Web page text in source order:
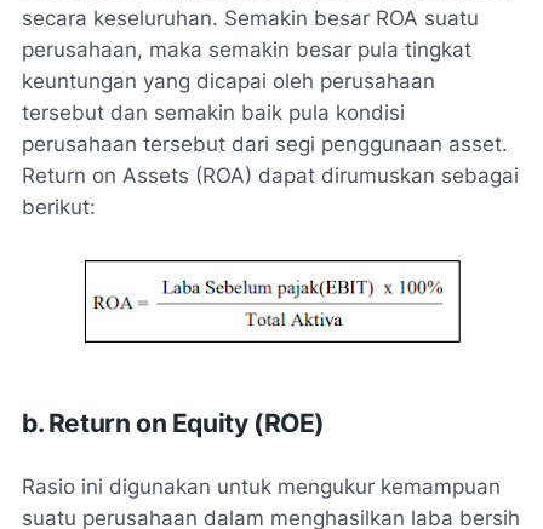
secara keseluruhan. Semakin besar ROA suatu
perusahaan, maka semakin besar pula tingkat
keuntungan yang dicapai oleh perusahaan
tersebut dan semakin baik pula kondisi
perusahaan tersebut dari segi penggunaan asset.
Return on Assets (ROA) dapat dirumuskan sebagai
berikut:
b. Return on Equity (ROE)
Rasio ini digunakan untuk mengukur kemampuan
suatu perusahaan dalam menghasilkan laba bersih